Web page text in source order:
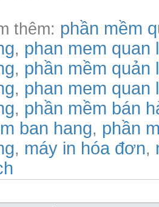
thêm: phần mềm
, phan mem quan
, phần mềm quản
, phan mem quan
, phần mềm bán
ban hang, phần
, máy in hóa đơn,